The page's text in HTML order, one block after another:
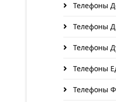
Телефоны
Телефоны
Телефоны
Телефоны
Телефоны